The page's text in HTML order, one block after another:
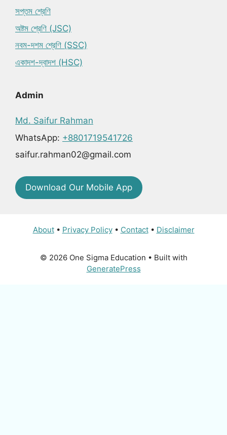
সপ্তম শ্রেণি
অষ্টম শ্রেণি (JSC)
নবম-দশম শ্রেণি (SSC)
একাদশ-দ্বাদশ (HSC)
Admin
Md. Saifur Rahman
WhatsApp: +8801719541726
saifur.rahman02@gmail.com
Download Our Mobile App
About• Privacy Policy• Contact• Disclaimer
© 2026 One Sigma Education • Built with
GeneratePress